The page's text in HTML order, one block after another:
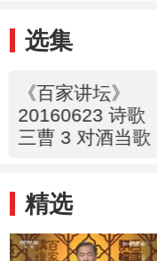
选集
《百家讲坛》
20160623 诗歌
三曹 3 对酒当歌
精选